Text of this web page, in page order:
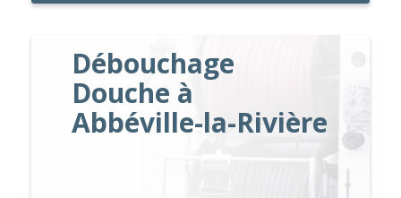
Débouchage
Douche à
Abbéville-la-Rivière